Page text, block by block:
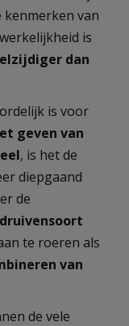
van
is
dan
is voor
geven van
, is het de
diepgaand
de
te roeren als
van
de vele